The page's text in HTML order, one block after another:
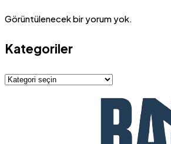
Görüntülenecek bir yorum yok.
Kategoriler
Kategoriler